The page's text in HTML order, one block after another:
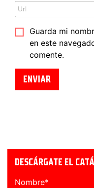
Guarda mi
en este
comente.
DESCÁRGATE EL
Nombre*